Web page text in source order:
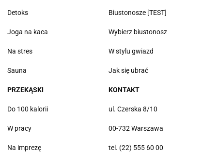
Detoks
Joga na kaca
Na stres
Sauna
Biustonosze [TEST]
Wybierz biustonosz
W stylu gwiazd
Jak się ubrać
PRZEKĄSKI
Do 100 kalorii
W pracy
Na imprezę
KONTAKT
ul. Czerska 8/10
00-732 Warszawa
tel. (22) 555 60 00